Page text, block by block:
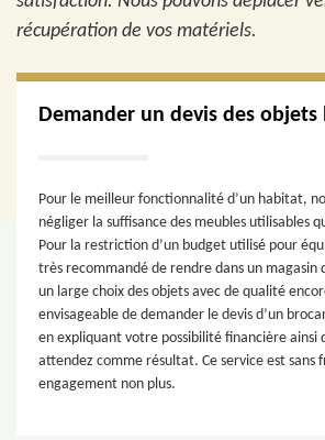
récupération de vos matériels.
Demander un devis des objets
Pour le meilleur fonctionnalité d’un habitat,
négliger la suffisance des meubles utilisables
Pour la restriction d’un budget utilisé pour
très recommandé de rendre dans un magasin
un large choix des objets avec de qualité
envisageable de demander le devis d’un
en expliquant votre possibilité financière ainsi
attendez comme résultat. Ce service est sans
engagement non plus.